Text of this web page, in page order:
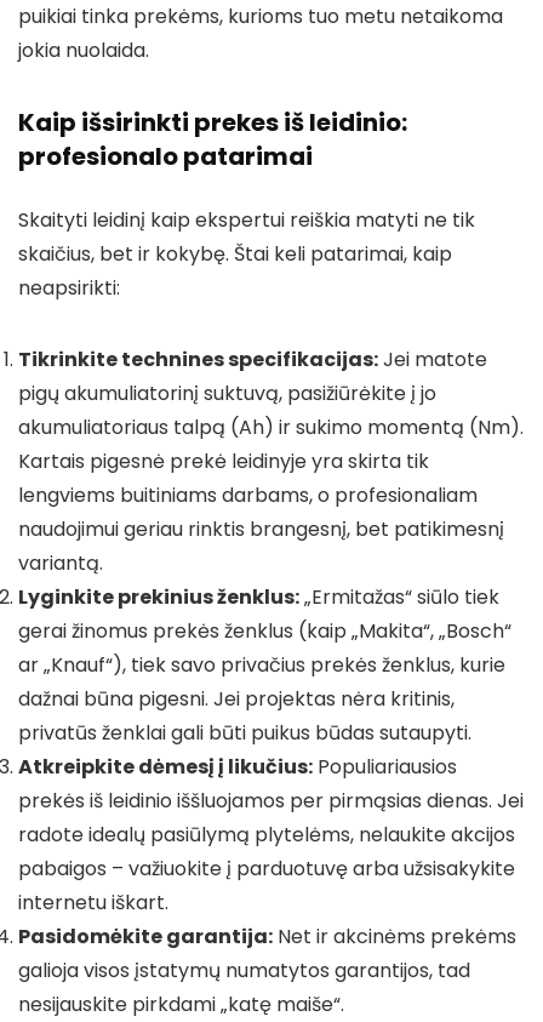
puikiai tinka prekėms, kurioms tuo metu netaikoma
jokia nuolaida.
Kaip išsirinkti prekes iš leidinio:
profesionalo patarimai
Skaityti leidinį kaip ekspertui reiškia matyti ne tik
skaičius, bet ir kokybę. Štai keli patarimai, kaip
neapsirikti:
Tikrinkite technines specifikacijas:Jei matote
pigų akumuliatorinį suktuvą, pasižiūrėkite į jo
akumuliatoriaus talpą (Ah) ir sukimo momentą (Nm).
Kartais pigesnė prekė leidinyje yra skirta tik
lengviems buitiniams darbams, o profesionaliam
naudojimui geriau rinktis brangesnį, bet patikimesnį
variantą.
Lyginkite prekinius ženklus:„Ermitažas“ siūlo tiek
gerai žinomus prekės ženklus (kaip „Makita“, „Bosch“
ar „Knauf“), tiek savo privačius prekės ženklus, kurie
dažnai būna pigesni. Jei projektas nėra kritinis,
privatūs ženklai gali būti puikus būdas sutaupyti.
Atkreipkite dėmesį į likučius: Populiariausios
prekės iš leidinio iššluojamos per pirmąsias dienas. Jei
radote idealų pasiūlymą plytelėms, nelaukite akcijos
pabaigos – važiuokite į parduotuvę arba užsisakykite
internetu iškart.
Pasidomėkite garantija: Net ir akcinėms prekėms
galioja visos įstatymų numatytos garantijos, tad
nesijauskite pirkdami „katę maiše“.